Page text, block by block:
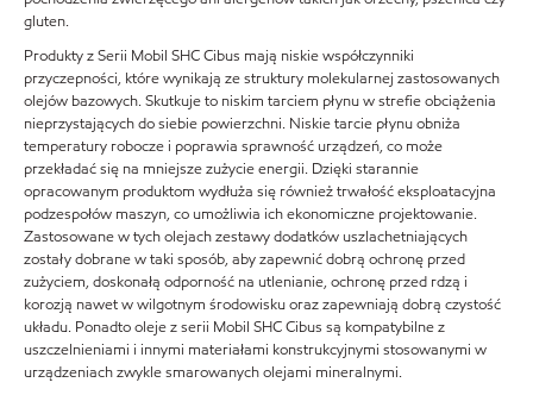
gluten.
Produkty z Serii Mobil SHC Cibus mają niskie współczynniki
przyczepności, które wynikają ze struktury molekularnej zastosowanych
olejów bazowych. Skutkuje to niskim tarciem płynu w strefie obciążenia
nieprzystających do siebie powierzchni. Niskie tarcie płynu obniża
temperatury robocze i poprawia sprawność urządzeń, co może
przekładać się na mniejsze zużycie energii. Dzięki starannie
opracowanym produktom wydłuża się również trwałość eksploatacyjna
podzespołów maszyn, co umożliwia ich ekonomiczne projektowanie.
Zastosowane w tych olejach zestawy dodatków uszlachetniających
zostały dobrane w taki sposób, aby zapewnić dobrą ochronę przed
zużyciem, doskonałą odporność na utlenianie, ochronę przed rdzą i
korozją nawet w wilgotnym środowisku oraz zapewniają dobrą czystość
układu. Ponadto oleje z serii Mobil SHC Cibus są kompatybilne z
uszczelnieniami i innymi materiałami konstrukcyjnymi stosowanymi w
urządzeniach zwykle smarowanych olejami mineralnymi.